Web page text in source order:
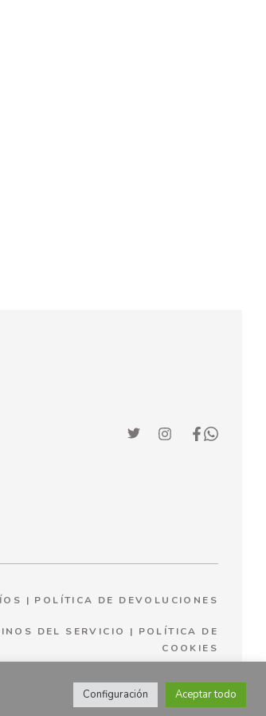
| POLÍTICA DE DEVOLUCIONES
DEL SERVICIO | POLÍTICA DE
COOKIES
Configuración Aceptar todo